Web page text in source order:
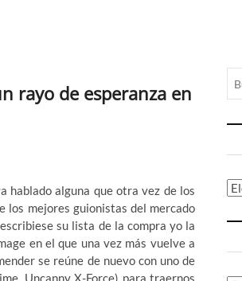
rayo de esperanza en
hablado alguna que otra vez de los
los mejores guionistas del mercado
su lista de la compra yo la
en el que una vez más vuelve a
se reúne de nuevo con uno de